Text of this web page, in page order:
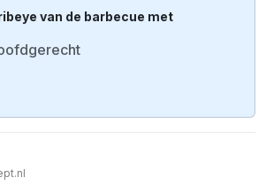
van de barbecue met